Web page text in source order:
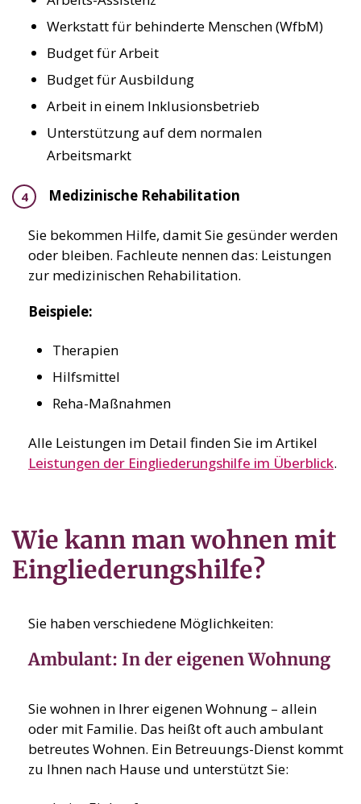
Werkstatt für behinderte Menschen (WfbM)
Budget für Arbeit
Budget für Ausbildung
Arbeit in einem Inklusionsbetrieb
Unterstützung auf dem normalen
Arbeitsmarkt
Medizinische Rehabilitation
Sie bekommen Hilfe, damit Sie gesünder werden
oder bleiben. Fachleute nennen das: Leistungen
zur medizinischen Rehabilitation.
Beispiele:
Therapien
Hilfsmittel
Reha-Maßnahmen
Alle Leistungen im Detail finden Sie im Artikel
Leistungen der Eingliederungshilfe im Überblick.
Wie kann man wohnen mit
Eingliederungshilfe?
Sie haben verschiedene Möglichkeiten:
Ambulant: In der eigenen Wohnung
Sie wohnen in Ihrer eigenen Wohnung – allein
oder mit Familie. Das heißt oft auch ambulant
betreutes Wohnen. Ein Betreuungs-Dienst kommt
zu Ihnen nach Hause und unterstützt Sie: